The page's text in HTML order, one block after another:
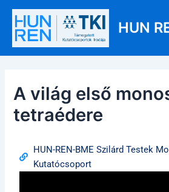
Skip
content
HUN
A világ első
tetraédere
HUN-REN-BME Szilárd Testek
Kutatócsoport
Post
navigation